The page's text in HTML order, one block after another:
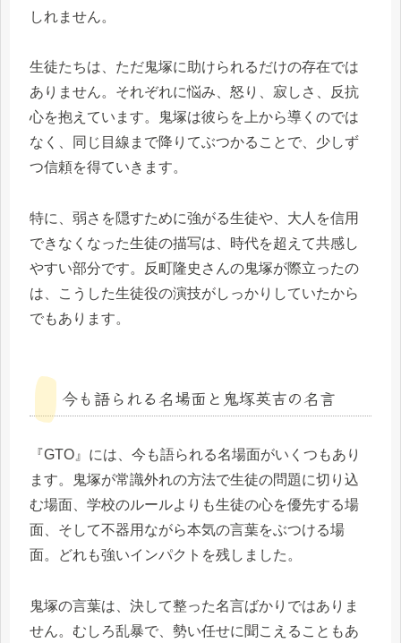
しれません。
生徒たちは、ただ鬼塚に助けられるだけの存在では
ありません。それぞれに悩み、怒り、寂しさ、反抗
心を抱えています。鬼塚は彼らを上から導くのでは
なく、同じ目線まで降りてぶつかることで、少しず
つ信頼を得ていきます。
特に、弱さを隠すために強がる生徒や、大人を信用
できなくなった生徒の描写は、時代を超えて共感し
やすい部分です。反町隆史さんの鬼塚が際立ったの
は、こうした生徒役の演技がしっかりしていたから
でもあります。
今も語られる名場面と鬼塚英吉の名言
『GTO』には、今も語られる名場面がいくつもあり
ます。鬼塚が常識外れの方法で生徒の問題に切り込
む場面、学校のルールよりも生徒の心を優先する場
面、そして不器用ながら本気の言葉をぶつける場
面。どれも強いインパクトを残しました。
鬼塚の言葉は、決して整った名言ばかりではありま
せん。むしろ乱暴で、勢い任せに聞こえることもあ